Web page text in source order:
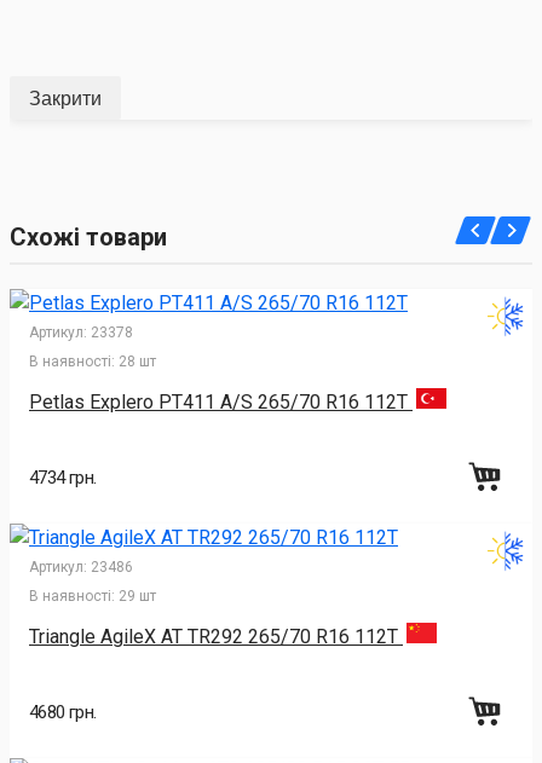
Закрити
Схожі товари
Артикул: 23378
В наявності: 28 шт
Petlas Explero PT411 A/S 265/70 R16 112T
4734 грн.
Артикул: 23486
В наявності: 29 шт
Triangle AgileX AT TR292 265/70 R16 112T
4680 грн.